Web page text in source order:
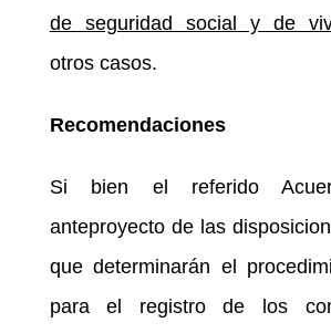
de seguridad social y de
otros casos.
Recomendaciones
Si bien el referido
anteproyecto de las
que determinarán el
para el registro de los